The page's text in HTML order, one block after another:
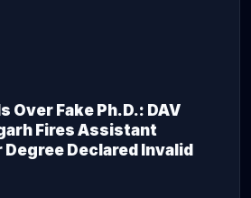
Over Fake Ph.D.: DAV
Fires Assistant
Declared Invalid